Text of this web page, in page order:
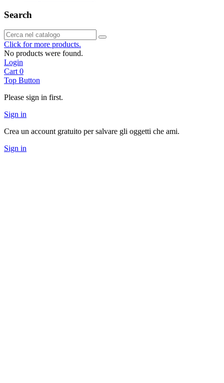
Search
Click for more products.
No products were found.
Login
Cart 0
Top Button
Please sign in first.
Sign in
Crea un account gratuito per salvare gli oggetti che ami.
Sign in